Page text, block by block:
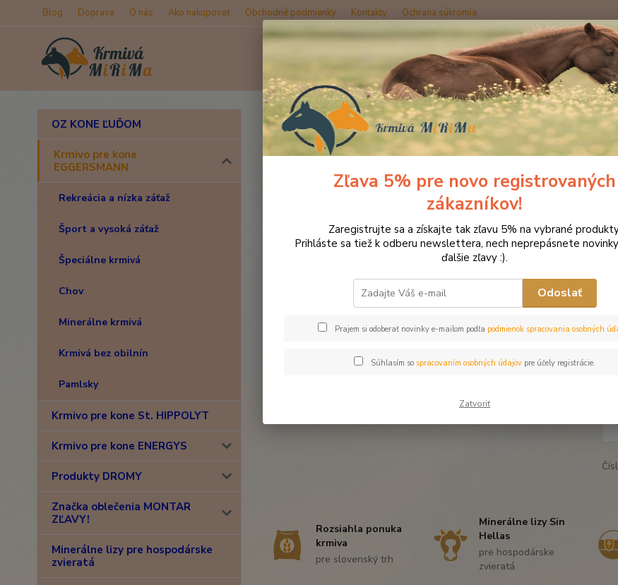
Blog Doprava O nás Ako nakupovať Obchodné podmienky Kontakty Ochrana súkromia
Hľadať
OZ KONE ĽUĎOM
Krmivo pre kone
EGGERSMANN
Rekreácia a nízka záťaž
Šport a vysoká záťaž
Špeciálne krmivá
Chov
Minerálne krmivá
Krmivá bez obilnín
Pamlsky
Krmivo pre kone St. HIPPOLYT
Krmivo pre kone ENERGYS
Produkty DROMY
Značka oblečenia MONTAR
ZĽAVY!
Minerálne lizy pre hospodárske
zvieratá
Úvod Krmivo pre kone EGGERSMANN Osteomin 8 kg
Osteomin 8 kg
Rozsiahla ponuka
krmiva
pre slovenský trh
Minerálne lizy Sin
Hellas
pre hospodárske
zvieratá
Zľava 5% pre novo registrovaných
zákazníkov!
Zaregistrujte sa a získajte tak zľavu 5% na vybrané
Prihláste sa tiež k odberu newslettera, nech neprepásnete
ďalšie zľavy :).
Odoslať
Prajem si odoberať novinky e-mailom podľa podmienok spracovania osobných
Súhlasím so spracovaním osobných údajov pre účely registrácie.
Zatvoriť